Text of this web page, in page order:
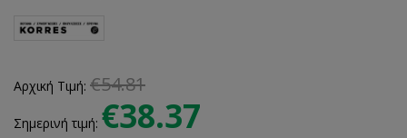
Αρχική Τιμή: €54.81
Σημερινή τιμή: €38.37